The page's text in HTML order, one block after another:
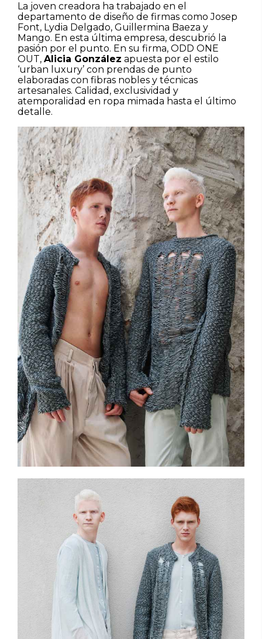
La joven creadora ha trabajado en el
departamento de diseño de firmas como Josep
Font, Lydia Delgado, Guillermina Baeza y
Mango. En esta última empresa, descubrió la
pasión por el punto. En su firma, ODD ONE
OUT, Alicia González apuesta por el estilo
‘urban luxury’ con prendas de punto
elaboradas con fibras nobles y técnicas
artesanales. Calidad, exclusividad y
atemporalidad en ropa mimada hasta el último
detalle.